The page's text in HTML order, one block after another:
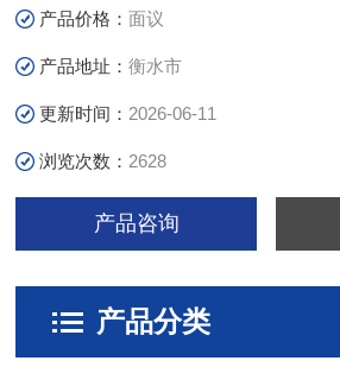
产品价格：面议
产品地址：衡水市
更新时间： 2026-06-11
浏览次数： 2628
产品咨询
产品分类